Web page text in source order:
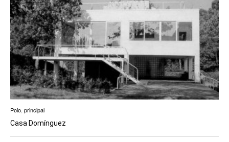
Poio principal
Casa Domínguez